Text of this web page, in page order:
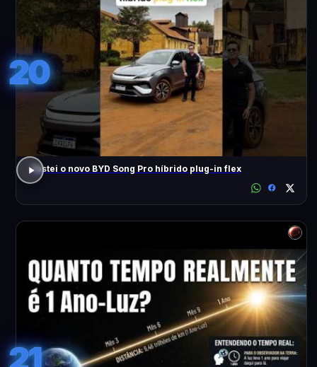
20
Testei o novo BYD Song Pro híbrido plug-in flex